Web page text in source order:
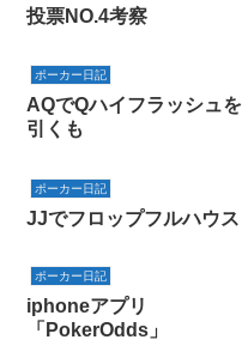
投票NO.4考察
ポーカー日記
AQでQハイフラッシュを
引くも
ポーカー日記
JJでフロップフルハウス
ポーカー日記
iphoneアプリ
「PokerOdds」